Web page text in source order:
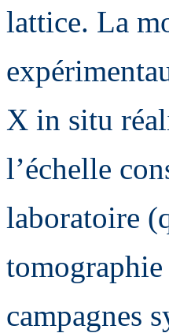
lattice. La
X in situ
l’échelle
laboratoire
campagnes